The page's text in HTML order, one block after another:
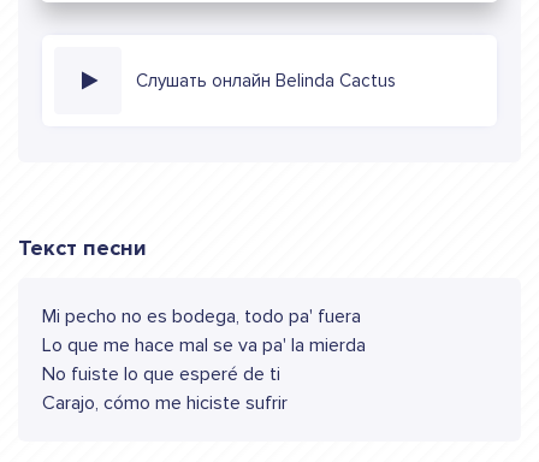
Слушать онлайн Belinda Cactus
Текст песни
Mi pecho no es bodega, todo pa' fuera
Lo que me hace mal se va pa' la mierda
No fuiste lo que esperé de ti
Carajo, cómo me hiciste sufrir